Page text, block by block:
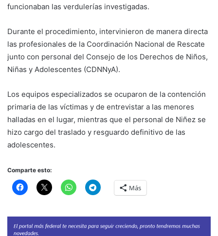
funcionaban las verdulerías investigadas.
Durante el procedimiento, intervinieron de manera directa
las profesionales de la Coordinación Nacional de Rescate
junto con personal del Consejo de los Derechos de Niños,
Niñas y Adolescentes (CDNNyA).
Los equipos especializados se ocuparon de la contención
primaria de las víctimas y de entrevistar a las menores
halladas en el lugar, mientras que el personal de Niñez se
hizo cargo del traslado y resguardo definitivo de las
adolescentes.
Comparte esto:
Más